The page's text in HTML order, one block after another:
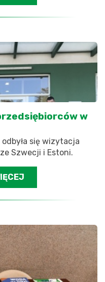
w
się wizytacja
Szwecji i Estoni.